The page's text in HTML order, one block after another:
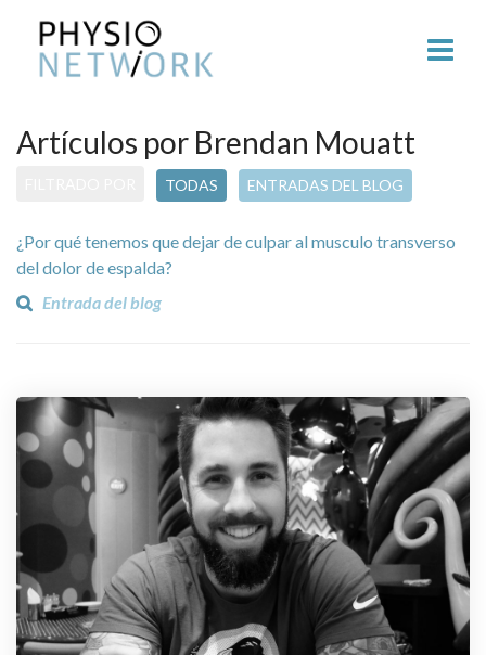
Artículos por Brendan Mouatt
TODAS ENTRADAS DEL BLOG
¿Por qué tenemos que dejar de culpar al musculo transverso
del dolor de espalda?
Entrada del blog